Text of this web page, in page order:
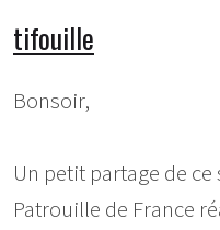
tifouille
Bonsoir,
Un petit partage de
Patrouille de France